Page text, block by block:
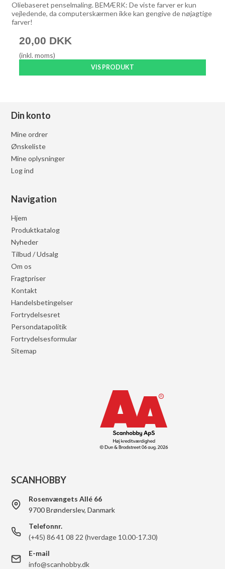
Oliebaseret penselmaling. BEMÆRK: De viste farver er kun
vejledende, da computerskærmen ikke kan gengive de nøjagtige
farver!
20,00 DKK
(inkl. moms)
VIS PRODUKT
Din konto
Mine ordrer
Ønskeliste
Mine oplysninger
Log ind
Navigation
Hjem
Produktkatalog
Nyheder
Tilbud / Udsalg
Om os
Fragtpriser
Kontakt
Handelsbetingelser
Fortrydelsesret
Persondatapolitik
Fortrydelsesformular
Sitemap
SCANHOBBY
Rosenvængets Allé 66
9700 Brønderslev, Danmark
Telefonnr.
(+45) 86 41 08 22 (hverdage 10.00-17.30)
E-mail
info@scanhobby.dk